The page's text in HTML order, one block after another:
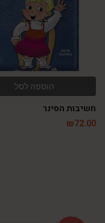
הוספה לסל
חשיבות הסינר
₪72.00